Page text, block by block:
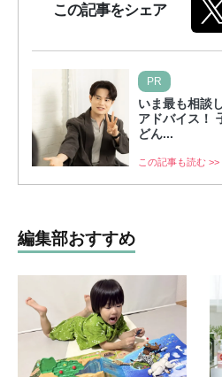
この記事をシェア
PR
いま最も相談
アドバイス！
どん...
この記事も読む >>
編集部おすすめ